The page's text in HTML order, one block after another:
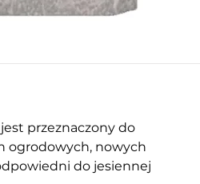
przeznaczony do
ogrodowych, nowych
do jesiennej